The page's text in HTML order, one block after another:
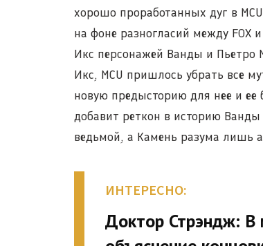
хорошо проработанных дуг в
на фоне разногласий между FOX
Икс персонажей Ванды и Пьетро
Икс, MCU пришлось убрать все
новую предысторию для нее и
добавит реткон в историю
ведьмой, а Камень разума лишь
ИНТЕРЕСНО:
Доктор Стрэндж: В